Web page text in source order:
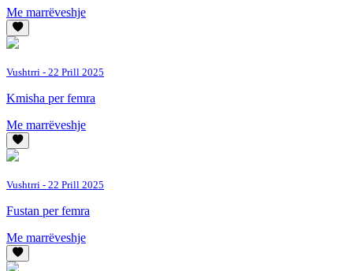
Me marrëveshje
Vushtrri - 22 Prill 2025
Kmisha per femra
Me marrëveshje
Vushtrri - 22 Prill 2025
Fustan per femra
Me marrëveshje